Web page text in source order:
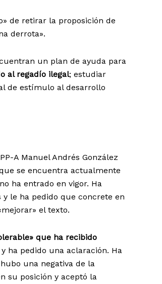
de retirar la proposición de
derrota».
un plan de ayuda para
al regadío ilegal; estudiar
de estímulo al desarrollo
A Manuel Andrés González
se encuentra actualmente
ha entrado en vigor. Ha
le ha pedido que concrete en
el texto.
que ha recibido
ha pedido una aclaración. Ha
una negativa de la
su posición y aceptó la